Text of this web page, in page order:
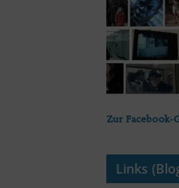
Zur Facebook-
Links